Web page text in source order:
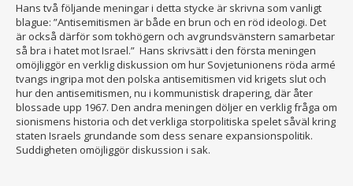
Hans två följande meningar i detta stycke är skrivna som vanligt
blague: ”Antisemitismen är både en brun och en röd ideologi. Det
är också därför som tokhögern och avgrundsvänstern samarbetar
så bra i hatet mot Israel.” Hans skrivsätt i den första meningen
omöjliggör en verklig diskussion om hur Sovjetunionens röda armé
tvangs ingripa mot den polska antisemitismen vid krigets slut och
hur den antisemitismen, nu i kommunistisk drapering, där åter
blossade upp 1967. Den andra meningen döljer en verklig fråga om
sionismens historia och det verkliga storpolitiska spelet såväl kring
staten Israels grundande som dess senare expansionspolitik.
Suddigheten omöjliggör diskussion i sak.